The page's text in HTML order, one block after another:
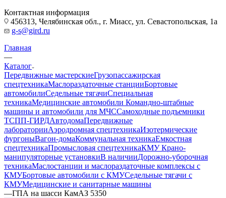
Контактная информация
456313, Челябинская обл., г. Миасс, ул. Севастопольская, 1а
g-s@gird.ru
Главная
—
Каталог
Передвижные мастерскиеГрузопассажирская
спецтехникаМаслораздаточные станцииБортовые
автомобилиСедельные тягачиСпециальная
техникаМедицинские автомобили Командно-штабные
машины и автомобили для МЧССамоходные подъемники
ТСПП-ГИРДАвтодомаПередвижные
лабораторииАэродромная спецтехникаИзотермические
фургоныВагон-домаКоммунальная техникаЕмкостная
спецтехникаПромысловая спецтехникаКМУ Крано-
манипуляторные установкиВ наличииДорожно-уборочная
техникаМаслостанции и маслораздаточные комплексы с
КМУБортовые автомобили с КМУСедельные тягачи с
КМУМедицинские и санитарные машины
—ГПА на шасси КамАЗ 5350